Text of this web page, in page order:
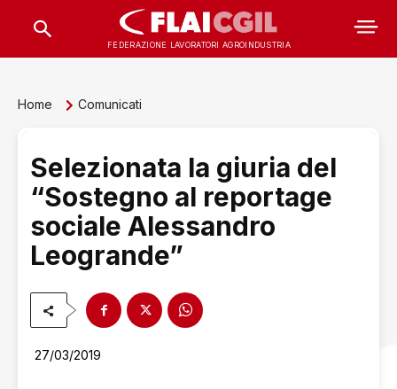
FEDERAZIONE LAVORATORI AGROINDUSTRIA
Home Comunicati
Selezionata la giuria del
“Sostegno al reportage
sociale Alessandro
Leogrande”
27/03/2019